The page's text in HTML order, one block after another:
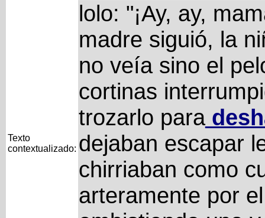
Texto
contextualizado:
lolo: "¡Ay, ay,
madre siguió, la
no veía sino el
cortinas
trozarlo para
dejaban escapar
chirriaban como
arteramente por